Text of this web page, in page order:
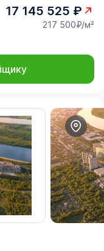
17 145 525 ₽
217 500₽/м²